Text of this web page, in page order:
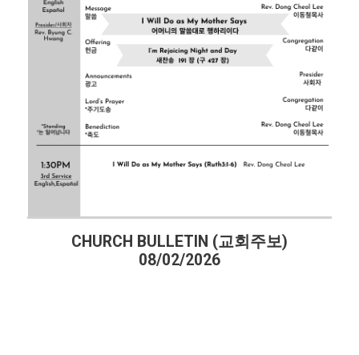
CHURCH BULLETIN (교회주보)
08/02/2026